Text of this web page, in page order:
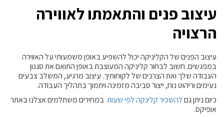
עיצוב פנים והתאמתו לאווירה
הרצויה
עיצוב הפנים של הקליניקה יכול להשפיע באופן משמעותי על האווירה
במפגשים. חשוב לבחור קליניקה המעוצבת באופן התואם את סגנון
העבודה שלך ואת הצרכים של לקוחותיך. עיצוב מרגיע, המשלב צבעים
נעימים וריהוט נוח, ייצור סביבה מזמינה ויתמוך בתהליך העבודה.
כיום ניתן גםלהשכיר קלינקה לפי שעות במחירים משתלמים אצלנו באתר
אופיקס.